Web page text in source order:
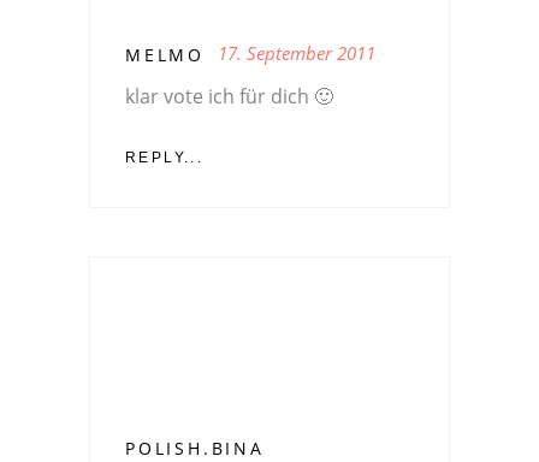
MELMO 17. September 2011
klar vote ich für dich 🙂
REPLY...
POLISH.BINA